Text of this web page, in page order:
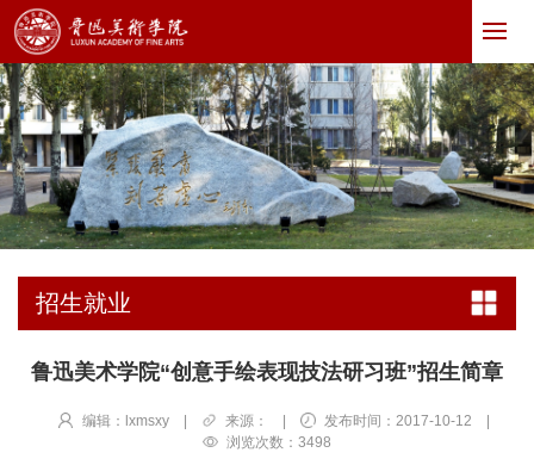
招生就业
鲁迅美术学院“创意手绘表现技法研习班”招生简章
编辑：lxmsxy | 来源： | 发布时间：2017-10-12
|
浏览次数：3498